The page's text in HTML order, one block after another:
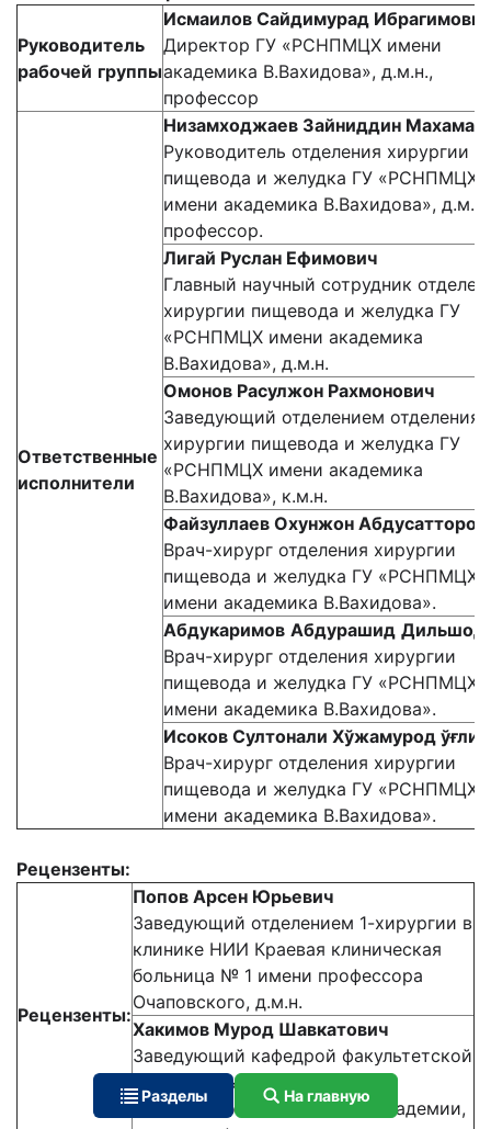
Руководитель
рабочей группы
Исмаилов Сайдимурад Ибрагимович
Директор ГУ «РСНПМЦХ имени
академика В.Вахидова», д.м.н.,
профессор
Ответственные
исполнители
Низамходжаев Зайниддин
Руководитель отделения хирургии
пищевода и желудка ГУ «РСНПМЦХ
имени академика В.Вахидова»,
профессор.
Лигай Руслан Ефимович
Главный научный сотрудник
хирургии пищевода и желудка ГУ
«РСНПМЦХ имени академика
В.Вахидова», д.м.н.
Омонов Расулжон Рахмонович
Заведующий отделением отделения
хирургии пищевода и желудка ГУ
«РСНПМЦХ имени академика
В.Вахидова», к.м.н.
Файзуллаев Охунжон
Врач-хирург отделения хирургии
пищевода и желудка ГУ «РСНПМЦХ
имени академика В.Вахидова».
Абдукаримов Абдурашид Дильшод
Врач-хирург отделения хирургии
пищевода и желудка ГУ «РСНПМЦХ
имени академика В.Вахидова».
Исоков Султонали Хўжамурод ўғли
Врач-хирург отделения хирургии
пищевода и желудка ГУ «РСНПМЦХ
имени академика В.Вахидова».
Рецензенты:
Рецензенты:
Попов Арсен Юрьевич
Заведующий отделением 1-хирургии в
клинике НИИ Краевая клиническая
больница № 1 имени профессора
Очаповского, д.м.н.
Хакимов Мурод Шавкатович
Заведующий кафедрой факультетской
и госпитальной хирургии
Ташкентской медицинской академии,
Разделы На главную